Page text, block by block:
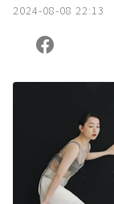
2024-08-08 22:13